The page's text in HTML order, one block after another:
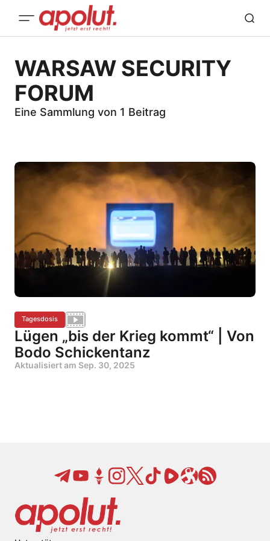
WARSAW SECURITY
FORUM
Eine Sammlung von 1 Beitrag
Tagesdosis
Lügen „bis der Krieg kommt“ | Von
Bodo Schickentanz
Aktualisiert am Sep. 30, 2025